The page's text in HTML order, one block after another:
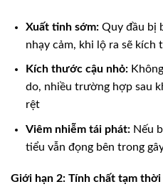
Xuất tinh sớm:Quy đầu bị
nhạy cảm, khi lộ ra sẽ kích
Kích thước cậu nhỏ:
do, nhiều trường hợp sau
rệt
Viêm nhiễm tái phát:Nếu
tiểu vẫn đọng bên trong
Giới hạn 2: Tính chất tạm